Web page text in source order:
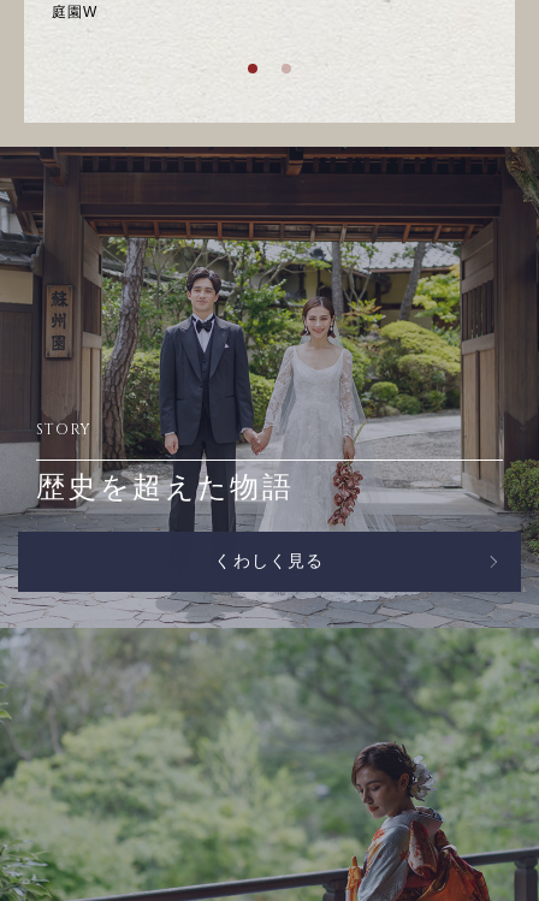
庭園W
STORY
歴史を超えた物語
くわしく見る